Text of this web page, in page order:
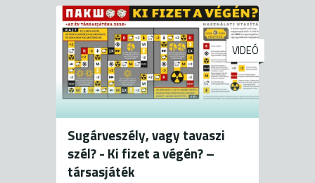
VIDEÓ
Sugárveszély, vagy tavaszi
szél? - Ki fizet a végén? –
társasjáték